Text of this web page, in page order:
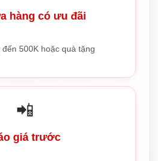
hàng có ưu đãi
500K hoặc quà tặng
📲
giá trước